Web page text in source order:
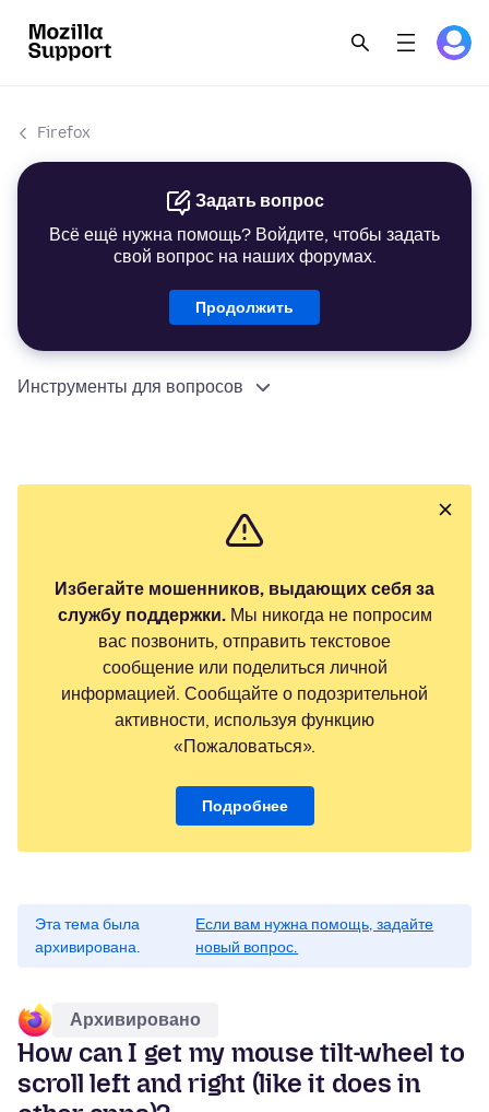
Firefox
Задать вопрос
Всё ещё нужна помощь? Войдите, чтобы задать
свой вопрос на наших форумах.
Продолжить
Инструменты для вопросов
Избегайте мошенников, выдающих себя за
службу поддержки.Мы никогда не попросим
вас позвонить, отправить текстовое
сообщение или поделиться личной
информацией. Сообщайте о подозрительной
активности, используя функцию
«Пожаловаться».
Подробнее
Эта тема была
архивирована.
Если вам нужна помощь, задайте
новый вопрос.
Архивировано
How can I get my mouse tilt-wheel to
scroll left and right (like it does in